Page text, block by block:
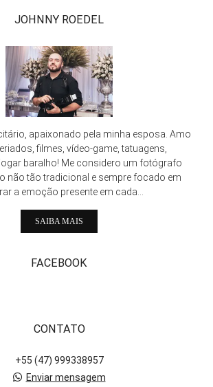
JOHNNY ROEDEL
apaixonado pela minha esposa. Amo
filmes, vídeo-game, tatuagens,
baralho! Me considero um fotógrafo
não tão tradicional e sempre focado em
a emoção presente em cada...
SAIBA MAIS
FACEBOOK
CONTATO
+55 (47) 999338957
Enviar mensagem